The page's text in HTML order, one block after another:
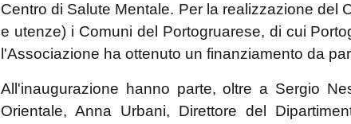
Centro di Salute Mentale. Per la realizzazione del
e utenze) i Comuni del Portogruarese, di cui
l'Associazione ha ottenuto un finanziamento da
All'inaugurazione hanno parte, oltre a Sergio
Orientale, Anna Urbani, Direttore del